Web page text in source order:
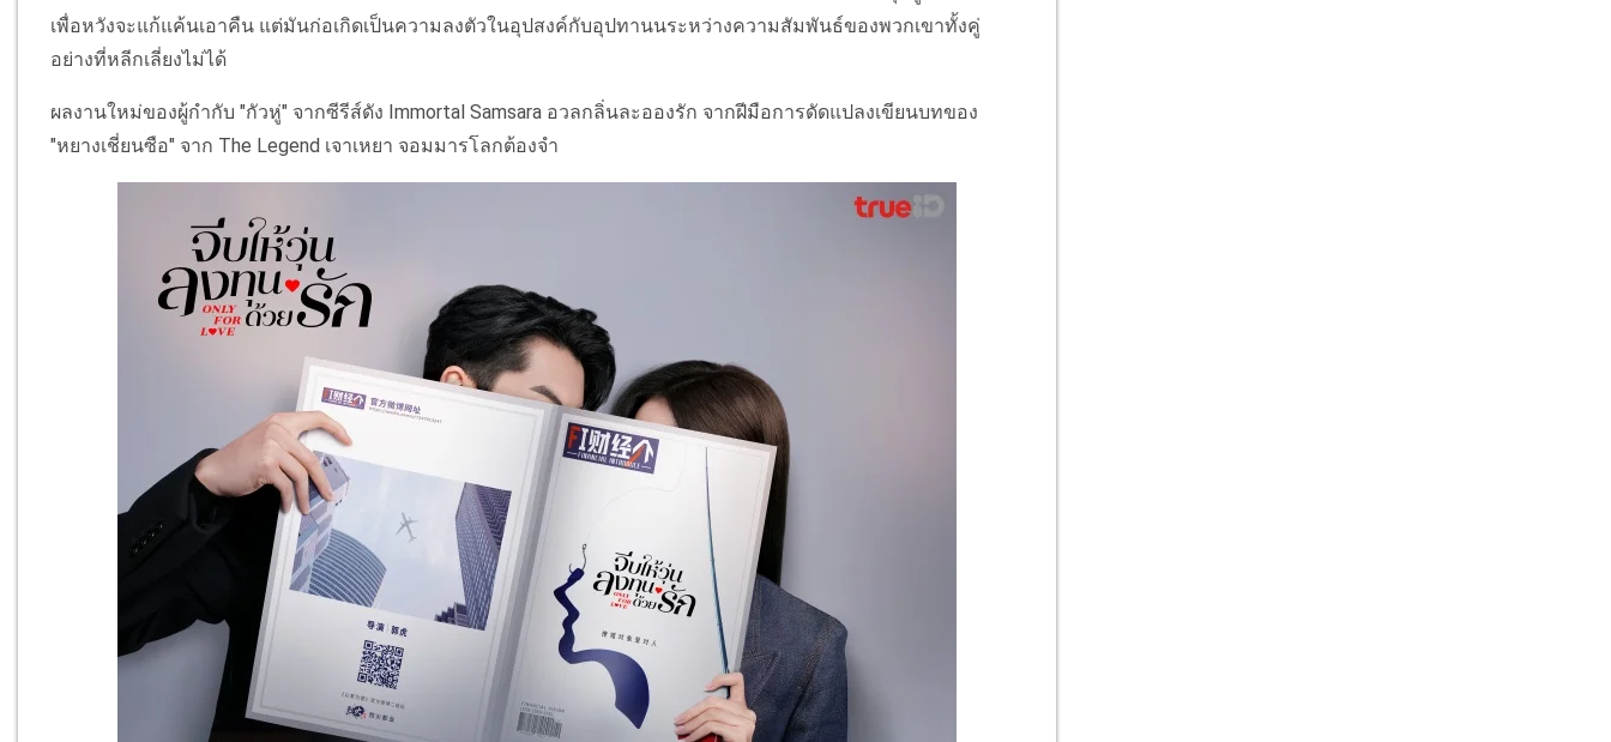
เพื่อหวังจะแก้แค้นเอาคืน แต่มันก่อเกิดเป็นความลงตัวในอุปสงค์กับอุปทานนระหว่างความสัมพันธ์ของพวกเขาทั้งคู่
อย่างที่หลีกเลี่ยงไม่ได้
ผลงานใหม่ของผู้กำกับ "กัวหู่" จากซีรีส์ดัง Immortal Samsara อวลกลิ่นละอองรัก จากฝีมือการดัดแปลงเขียนบทของ
"หยางเชี่ยนซือ" จาก The Legend เจาเหยา จอมมารโลกต้องจำ